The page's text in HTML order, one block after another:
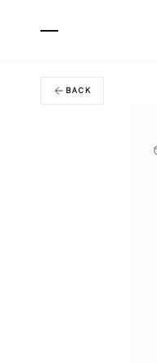
BACK